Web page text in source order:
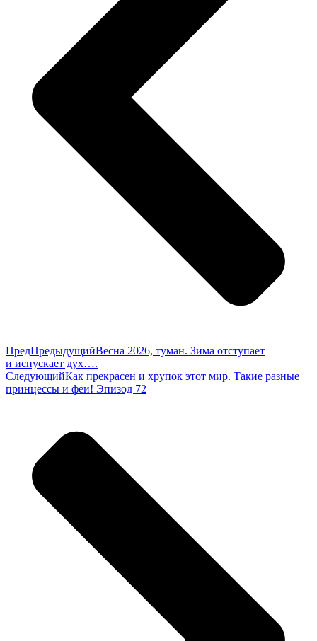
ПредПредыдущийВесна 2026, туман. Зима отступает
и испускает дух….
СледующийКак прекрасен и хрупок этот мир. Такие разные
принцессы и феи! Эпизод 72